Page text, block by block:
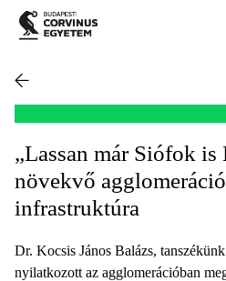
„Lassan már Siófok is
növekvő
infrastruktúra
Dr. Kocsis János Balázs,
nyilatkozott az agglomerációban